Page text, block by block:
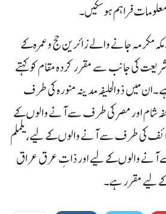
فراہم ہو سکیں۔
مکرمہ جانے والے زائرین حج و عمرہ کے
کی جانب سے مقرر کردہ مقام کو کہتے
میں ذوالحلیفہ مدینہ منورہ کی طرف
شام اور مصر کی طرف سے آنے والوں کے
کی طرف سے آنے والوں کے لیے،یلملم
والوں کے لیے اور ذاتِ عرق عراق
لیے مقرر ہے۔